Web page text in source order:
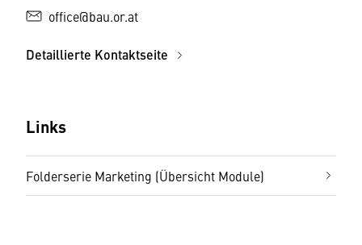
office@bau.or.at
Detaillierte Kontaktseite
Links
Folderserie Marketing (Übersicht Module)